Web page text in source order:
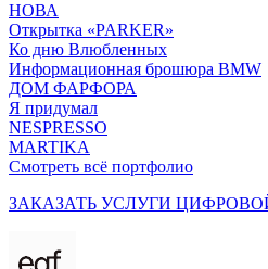
НОВА
Открытка «PARKER»
Ко дню Влюбленных
Информационная брошюра BMW
ДОМ ФАРФОРА
Я придумал
NESPRESSO
MARTIKA
Смотреть всё портфолио
ЗАКАЗАТЬ УСЛУГИ